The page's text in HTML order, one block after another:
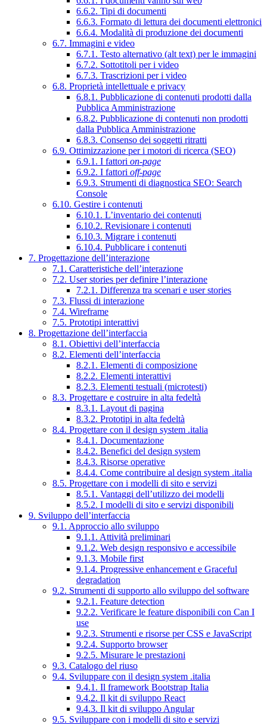
6.6.2. Tipi di documenti
6.6.3. Formato di lettura dei documenti elettronici
6.6.4. Modalità di produzione dei documenti
6.7. Immagini e video
6.7.1. Testo alternativo (alt text) per le immagini
6.7.2. Sottotitoli per i video
6.7.3. Trascrizioni per i video
6.8. Proprietà intellettuale e privacy
6.8.1. Pubblicazione di contenuti prodotti dalla
Pubblica Amministrazione
6.8.2. Pubblicazione di contenuti non prodotti
dalla Pubblica Amministrazione
6.8.3. Consenso dei soggetti ritratti
6.9. Ottimizzazione per i motori di ricerca (SEO)
6.9.1. I fattori on-page
6.9.2. I fattori off-page
6.9.3. Strumenti di diagnostica SEO: Search
Console
6.10. Gestire i contenuti
6.10.1. L’inventario dei contenuti
6.10.2. Revisionare i contenuti
6.10.3. Migrare i contenuti
6.10.4. Pubblicare i contenuti
7. Progettazione dell’interazione
7.1. Caratteristiche dell’interazione
7.2. User stories per definire l’interazione
7.2.1. Differenza tra scenari e user stories
7.3. Flussi di interazione
7.4. Wireframe
7.5. Prototipi interattivi
8. Progettazione dell’interfaccia
8.1. Obiettivi dell’interfaccia
8.2. Elementi dell’interfaccia
8.2.1. Elementi di composizione
8.2.2. Elementi interattivi
8.2.3. Elementi testuali (microtesti)
8.3. Progettare e costruire in alta fedeltà
8.3.1. Layout di pagina
8.3.2. Prototipi in alta fedeltà
8.4. Progettare con il design system .italia
8.4.1. Documentazione
8.4.2. Benefici del design system
8.4.3. Risorse operative
8.4.4. Come contribuire al design system .italia
8.5. Progettare con i modelli di sito e servizi
8.5.1. Vantaggi dell’utilizzo dei modelli
8.5.2. I modelli di sito e servizi disponibili
9. Sviluppo dell’interfaccia
9.1. Approccio allo sviluppo
9.1.1. Attività preliminari
9.1.2. Web design responsivo e accessibile
9.1.3. Mobile first
9.1.4. Progressive enhancement e Graceful
degradation
9.2. Strumenti di supporto allo sviluppo del software
9.2.1. Feature detection
9.2.2. Verificare le feature disponibili con Can I
use
9.2.3. Strumenti e risorse per CSS e JavaScript
9.2.4. Supporto browser
9.2.5. Misurare le prestazioni
9.3. Catalogo del riuso
9.4. Sviluppare con il design system .italia
9.4.1. Il framework Bootstrap Italia
9.4.2. Il kit di sviluppo React
9.4.3. Il kit di sviluppo Angular
9.5. Sviluppare con i modelli di sito e servizi